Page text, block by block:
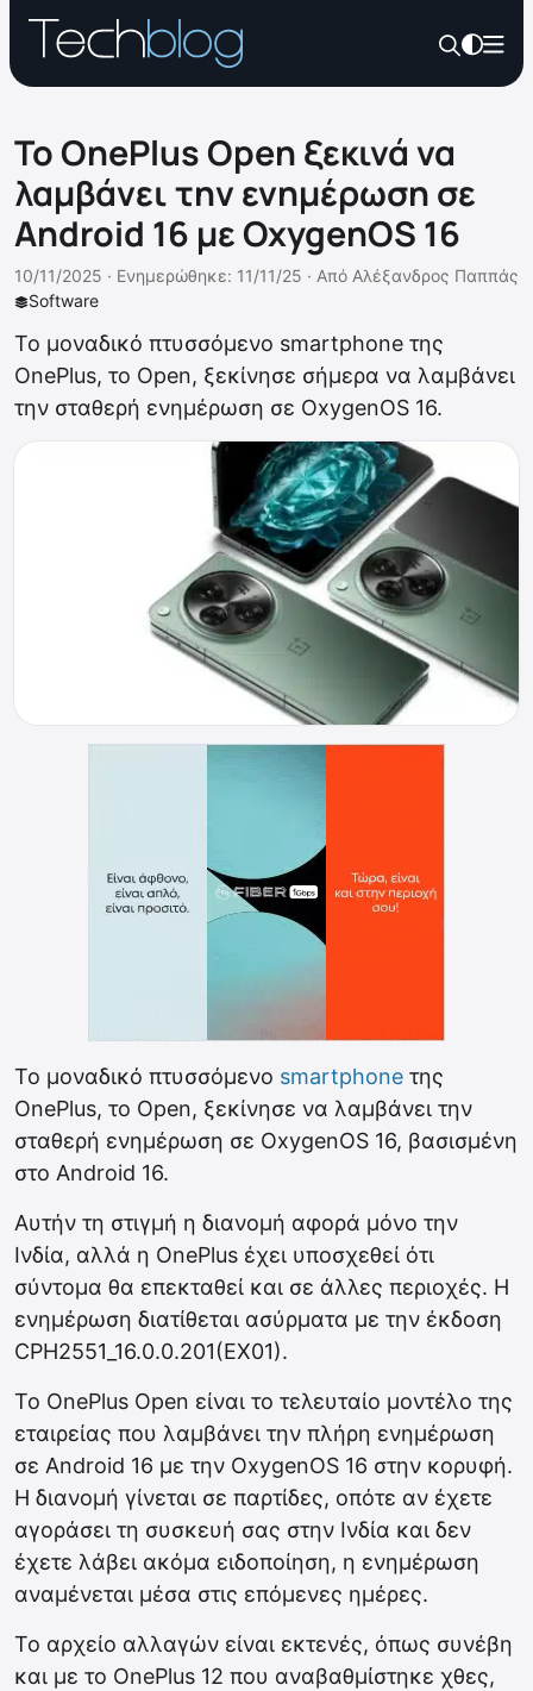
Το OnePlus Open ξεκινά να
λαμβάνει την ενημέρωση σε
Android 16 με OxygenOS 16
Software
10/11/2025 · Ενημερώθηκε: 11/11/25 · Από Αλέξανδρος Παππάς
Το μοναδικό πτυσσόμενο smartphone της
OnePlus, το Open, ξεκίνησε σήμερα να λαμβάνει
την σταθερή ενημέρωση σε OxygenOS 16.
Το μοναδικό πτυσσόμενο smartphone της
OnePlus, το Open, ξεκίνησε να λαμβάνει την
σταθερή ενημέρωση σε OxygenOS 16, βασισμένη
στο Android 16.
Αυτήν τη στιγμή η διανομή αφορά μόνο την
Ινδία, αλλά η OnePlus έχει υποσχεθεί ότι
σύντομα θα επεκταθεί και σε άλλες περιοχές. Η
ενημέρωση διατίθεται ασύρματα με την έκδοση
CPH2551_16.0.0.201(EX01).
Το OnePlus Open είναι το τελευταίο μοντέλο της
εταιρείας που λαμβάνει την πλήρη ενημέρωση
σε Android 16 με την OxygenOS 16 στην κορυφή.
Η διανομή γίνεται σε παρτίδες, οπότε αν έχετε
αγοράσει τη συσκευή σας στην Ινδία και δεν
έχετε λάβει ακόμα ειδοποίηση, η ενημέρωση
αναμένεται μέσα στις επόμενες ημέρες.
Το αρχείο αλλαγών είναι εκτενές, όπως συνέβη
και με το OnePlus 12 που αναβαθμίστηκε χθες,